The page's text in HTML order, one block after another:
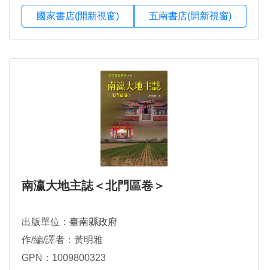
國家書店(開新視窗) 五南書店(開新視窗)
南瀛大地主誌＜北門區卷＞
出版單位： 臺南縣政府
作/編/譯者：黃明雅
GPN：1009800323